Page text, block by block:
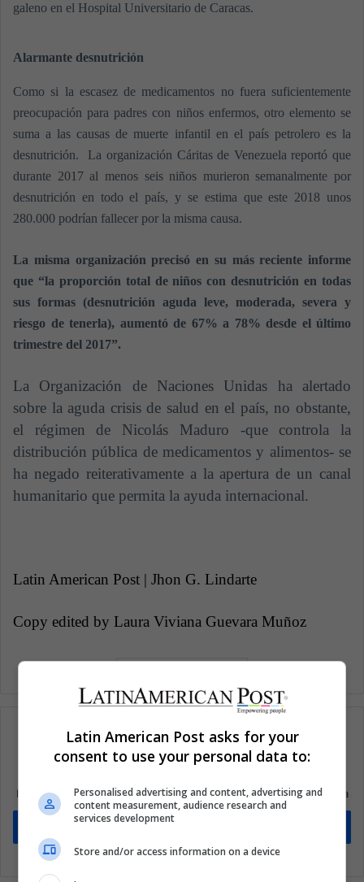
galeno en el Hospital Universitario de Caracas.
Alarmante desnutrición
Como si la escasez de medicamentos no fuera suficientemente
preocupación para padres con niños enfermos, otro elemento se
suma a las causas de muerte infantil en el país petrolero es la
desnutrición. La organización Cáritas de Venezuela reportó que
durante 2017 al menos seis niños murieron semanalmente por
desnutrición en todo el país, y se estima que este 2018 unos
280.000 podrían fallecer por la misma causa.
La misma organización precisó en su más reciente informe
que “la proporción total de niños con desnutrición en todas
sus formas (desnutrición aguda leve, moderada, severa y
riesgo de tenerla), aumentó de 67% a 78% desde el último
trimestre del 2017”.
La Organización de Naciones Unidas ha alertado
sobre la aguda crisis de salud en el país, no obstante,
el régimen de Nicolás Maduro -que controla la
distribución pública de medicamentos y alimentos- se
ha negado reiterativamente a la apertura de un canal
humanitario que permita la ayuda internacional.
Latin American Post | Jhon G. Lindarte
Copy edited by Laura Viviana Guevara Muñoz
Mantente informado sobre lo que está pasando en Latinoamérica
Latin American Post asks for your
consent to use your personal data to:
Personalised advertising and content, advertising and
content measurement, audience research and
services development
Store and/or access information on a device